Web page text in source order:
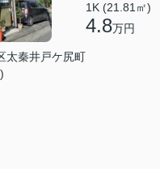
太秦井戸ケ尻町
1K (21.81㎡)
4.8万円